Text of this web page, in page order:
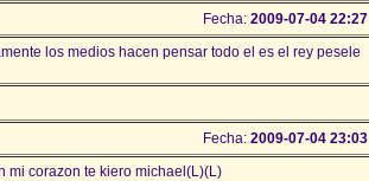
Fecha: 2009-07-04 22:27
los medios hacen pensar todo el es el rey pesele
Fecha: 2009-07-04 23:03
mi corazon te kiero michael(L)(L)